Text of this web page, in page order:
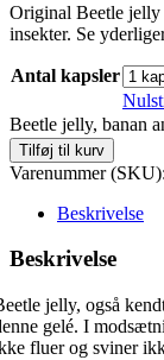
Original Beetle jelly
insekter. Se
Antal kapsler
Beetle jelly, banan
Tilføj til kurv
Varenummer (SKU):
Beskrivelse
Beskrivelse
jelly, også
gelé. I
fluer og sviner